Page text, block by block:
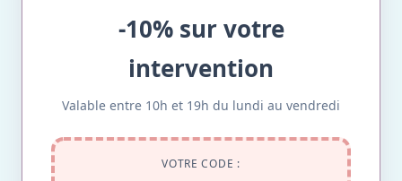
-10% sur votre
intervention
Valable entre 10h et 19h du lundi au vendredi
VOTRE CODE :